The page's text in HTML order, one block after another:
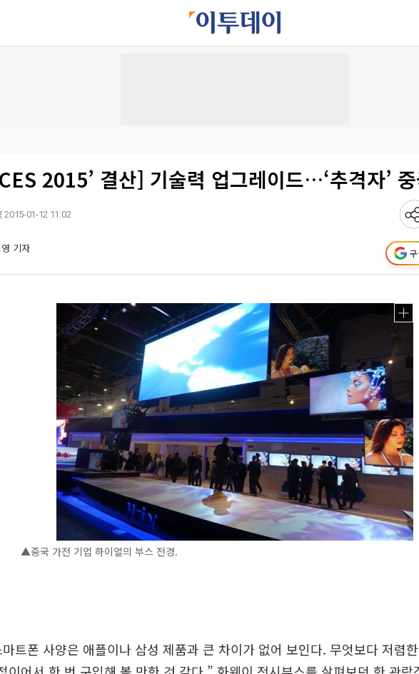
2015’ 결산] 기술력 업그레이드…‘추격자’
2015-01-12 11:02
기자
▲중국 가전 기업 하이얼의 부스 전경.
마트폰 사양은 애플이나 삼성 제품과 큰 차이가 없어 보인다. 무엇보다 저렴